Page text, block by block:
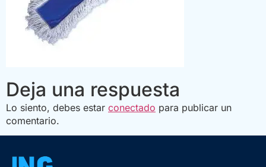
Deja una respuesta
Lo siento, debes estar conectado para publicar un
comentario.